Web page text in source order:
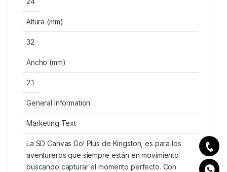
Altura (mm)
32
Ancho (mm)
2.1
General Information
Marketing Text
La SD Canvas Go! Plus de Kingston, es para los
aventureros que siempre están en movimiento
buscando capturar el momento perfecto. Con